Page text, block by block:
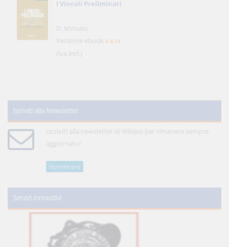
I Vincoli Preliminari
D. Minussi
Versione ebook € 4,19
(iva incl.)
Iscriviti alla Newsletter
Iscriviti alla newsletter di WikiJus per rimanere sempre
aggiornato!
Iscriviti ora
Servizi innovativi